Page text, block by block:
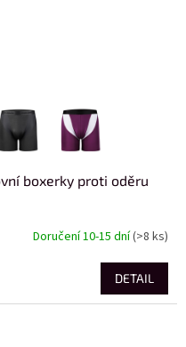
boxerky proti oděru
Doručení 10-15 dní(>8 ks)
DETAIL